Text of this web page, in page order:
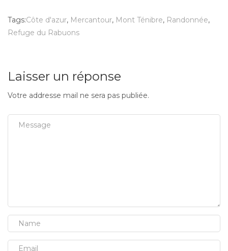
Tags:Côte d'azur, Mercantour, Mont Ténibre, Randonnée,
Refuge du Rabuons
Laisser un réponse
Votre addresse mail ne sera pas publiée.